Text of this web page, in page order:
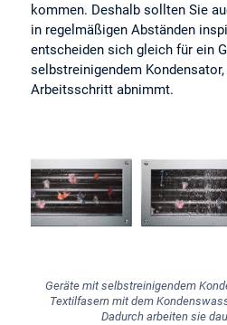
kommen. Deshalb sollten Sie
in regelmäßigen Abständen
entscheiden sich gleich für ein
selbstreinigendem
Arbeitsschritt abnimmt.
Geräte mit selbstreinigendem
Textilfasern mit dem
Dadurch arbeiten sie